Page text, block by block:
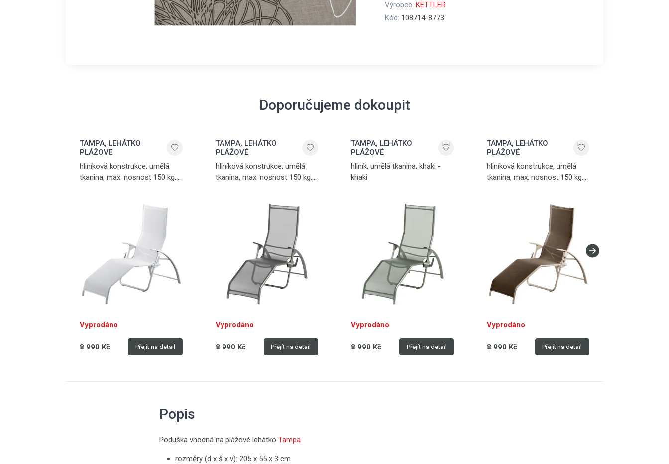
Výrobce: KETTLER
Kód: 108714-8773
Doporučujeme dokoupit
TAMPA, LEHÁTKO
PLÁŽOVÉ
hliníková konstrukce, umělá
tkanina, max. nosnost 150 kg,
Vyprodáno
8 990 Kč Přejít na detail
TAMPA, LEHÁTKO
PLÁŽOVÉ
hliníková konstrukce, umělá
tkanina, max. nosnost 150 kg,
Vyprodáno
8 990 Kč Přejít na detail
TAMPA, LEHÁTKO
PLÁŽOVÉ
hliník, umělá tkanina, khaki -
khaki
Vyprodáno
8 990 Kč Přejít na detail
TAMPA, LEHÁTKO
PLÁŽOVÉ
hliníková konstrukce, umělá
tkanina, max. nosnost 150 kg,
Vyprodáno
8 990 Kč Přejít na detail
Popis
Poduška vhodná na plážové lehátko Tampa.
rozměry (d x š x v): 205 x 55 x 3 cm